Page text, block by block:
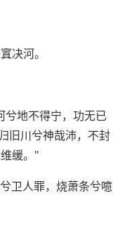
决河。
兮地不得宁，功无已
旧川兮神哉沛，不封
缓。"
卫人罪，烧萧条兮噫